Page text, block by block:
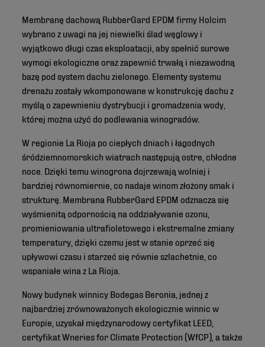
Membranę dachową RubberGard EPDM firmy Holcim
wybrano z uwagi na jej niewielki ślad węglowy i
wyjątkowo długi czas eksploatacji, aby spełnić surowe
wymogi ekologiczne oraz zapewnić trwałą i niezawodną
bazę pod system dachu zielonego. Elementy systemu
drenażu zostały wkomponowane w konstrukcję dachu z
myślą o zapewnieniu dystrybucji i gromadzenia wody,
której można użyć do podlewania winogradów.
W regionie La Rioja po ciepłych dniach i łagodnych
śródziemnomorskich wiatrach następują ostre, chłodne
noce. Dzięki temu winogrona dojrzewają wolniej i
bardziej równomiernie, co nadaje winom złożony smak i
strukturę. Membrana RubberGard EPDM odznacza się
wyśmienitą odpornością na oddziaływanie ozonu,
promieniowania ultrafioletowego i ekstremalne zmiany
temperatury, dzięki czemu jest w stanie oprzeć się
upływowi czasu i starzeć się równie szlachetnie, co
wspaniałe wina z La Rioja.
Nowy budynek winnicy Bodegas Beronia, jednej z
najbardziej zrównoważonych ekologicznie winnic w
Europie, uzyskał międzynarodowy certyfikat LEED,
certyfikat Wneries for Climate Protection (WfCP), a także